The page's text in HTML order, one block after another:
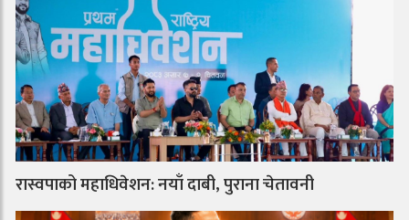
रास्वपाको महाधिवेशन: नयाँ दाबी, पुराना चेतावनी